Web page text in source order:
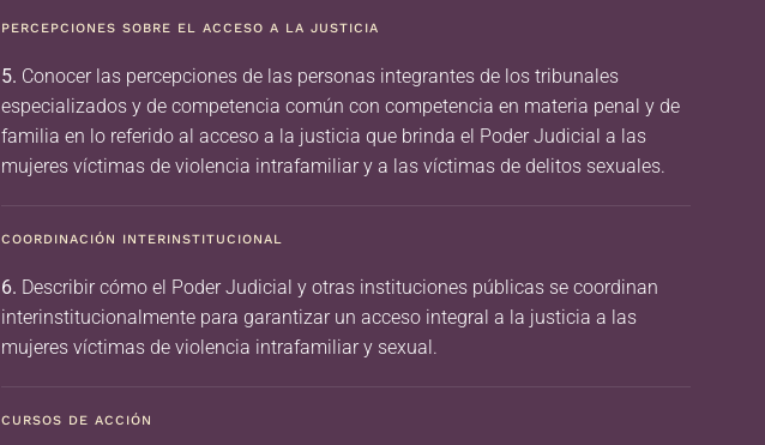
PERCEPCIONES SOBRE EL ACCESO A LA JUSTICIA
5. Conocer las percepciones de las personas integrantes de los tribunales
especializados y de competencia común con competencia en materia penal y de
familia en lo referido al acceso a la justicia que brinda el Poder Judicial a las
mujeres víctimas de violencia intrafamiliar y a las víctimas de delitos sexuales.
COORDINACIÓN INTERINSTITUCIONAL
6. Describir cómo el Poder Judicial y otras instituciones públicas se coordinan
interinstitucionalmente para garantizar un acceso integral a la justicia a las
mujeres víctimas de violencia intrafamiliar y sexual.
CURSOS DE ACCIÓN